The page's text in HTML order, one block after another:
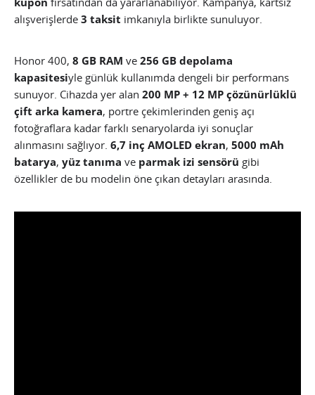
alışverişlerde 3 taksit imkanıyla birlikte sunuluyor.
Honor 400, 8 GB RAM ve 256 GB depolama
kapasitesiyle günlük kullanımda dengeli bir performans
sunuyor. Cihazda yer alan 200 MP + 12 MP çözünürlüklü
çift arka kamera, portre çekimlerinden geniş açı
fotoğraflara kadar farklı senaryolarda iyi sonuçlar
alınmasını sağlıyor. 6,7 inç AMOLED ekran, 5000 mAh
batarya, yüz tanıma ve parmak izi sensörü gibi
özellikler de bu modelin öne çıkan detayları arasında.